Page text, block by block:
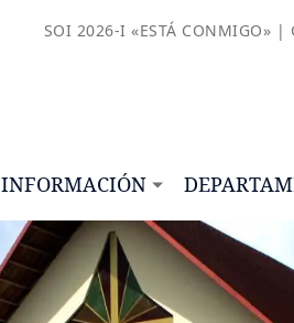
SOI 2026-I «ESTÁ CONMIGO» |
INFORMACIÓN